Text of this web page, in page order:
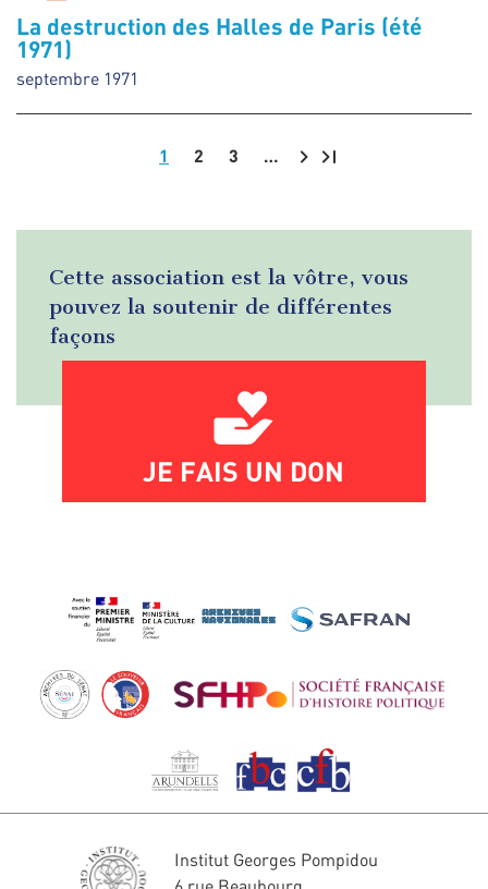
La destruction des Halles de Paris (été
1971)
septembre 1971
1 2 3 …
Cette association est la vôtre, vous
pouvez la soutenir de différentes
façons
JE FAIS UN DON
Institut Georges Pompidou